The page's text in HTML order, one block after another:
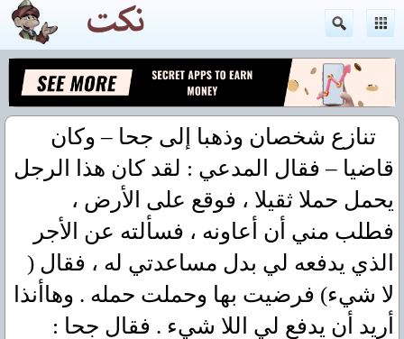
تنازع شخصان وذهبا إلى جحا – وكان
قاضيا – فقال المدعي : لقد كان هذا الرجل
يحمل حملا ثقيلا ، فوقع على الأرض ،
فطلب مني أن أعاونه ، فسألته عن الأجر
الذي يدفعه لي بدل مساعدتي له ، فقال (
لا شيء) فرضيت بها وحملت حمله . وهاأنذا
أريد أن يدفع لي اللا شيء . فقال جحا :